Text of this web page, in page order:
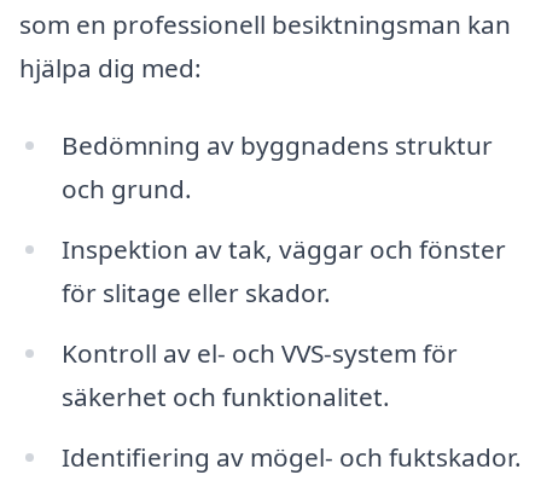
som en professionell besiktningsman kan
hjälpa dig med:
Bedömning av byggnadens struktur
och grund.
Inspektion av tak, väggar och fönster
för slitage eller skador.
Kontroll av el- och VVS-system för
säkerhet och funktionalitet.
Identifiering av mögel- och fuktskador.